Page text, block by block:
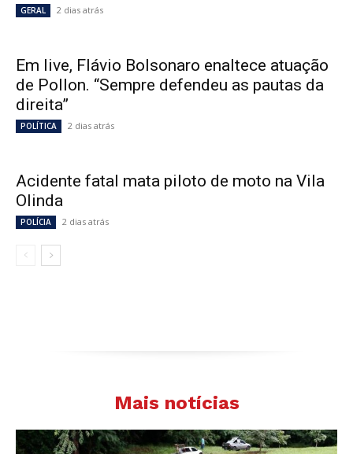
GERAL 2 dias atrás
Em live, Flávio Bolsonaro enaltece atuação
de Pollon. “Sempre defendeu as pautas da
direita”
POLÍTICA 2 dias atrás
Acidente fatal mata piloto de moto na Vila
Olinda
POLÍCIA 2 dias atrás
Mais notícias